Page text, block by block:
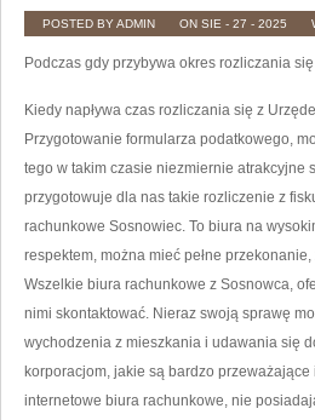
POSTED BY ADMIN ON SIE - 27 - 2025
Podczas gdy przybywa okres rozliczania
Kiedy napływa czas rozliczania się z
Przygotowanie formularza podatkowego,
tego w takim czasie niezmiernie atrakcyjne
przygotowuje dla nas takie rozliczenie z
rachunkowe Sosnowiec. To biura na
respektem, można mieć pełne
Wszelkie biura rachunkowe z Sosnowca,
nimi skontaktować. Nieraz swoją sprawę
wychodzenia z mieszkania i udawania się
korporacjom, jakie są bardzo
internetowe biura rachunkowe, nie